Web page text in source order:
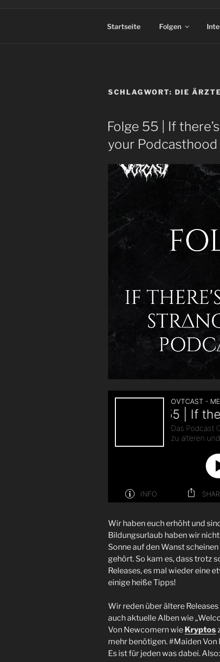
Startseite Folgen
SCHLAGWORT: DIE ÄRZTE
Folge 55 | If
your Podcasthood
Wir haben euch erhöht und
Bildungsurlaub haben wir
Sonne auf den Wanst
gehört. So kam es, dass trotz
Releases, es mal wieder eine
einige heiße Tipps!
Wir reden über ältere
auch aktuelle Alben wie
Von Newcomern wie Kryptos
mehr benötigen. #Maiden Von
Es ist für jeden was dabei.